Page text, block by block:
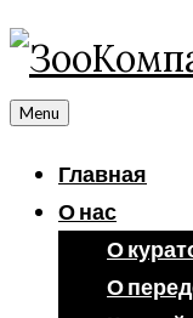
Menu
Главная
О нас
О
О